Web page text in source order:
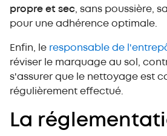
propre et sec , sans poussière,
pour une adhérence optimale.
Enfin, le responsable de
réviser le marquage au sol,
s'assurer que le nettoyage est
régulièrement effectué.
La